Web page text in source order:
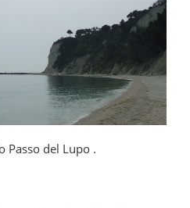
Passo del Lupo .